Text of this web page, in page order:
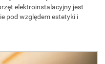
elektroinstalacyjny jest
pod względem estetyki i